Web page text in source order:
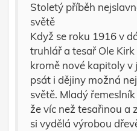
Stoletý příběh
světě
Když se roku 1916 v
truhlář a tesař Ole
kromě nové kapitoly
psát i dějiny možná
světě. Mladý
že víc než tesařinou
si vydělá výrobou